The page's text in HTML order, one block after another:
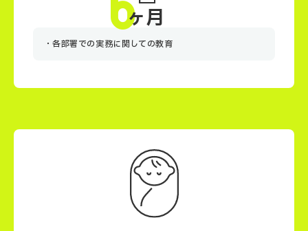
各部署での実務に関しての教育
ヶ月